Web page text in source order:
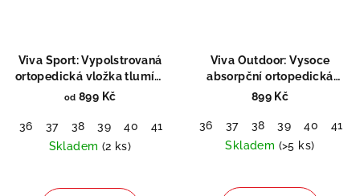
Viva Sport: Vypolstrovaná
ortopedická vložka tlumící
nárazy
od 899 Kč
36 37 38 39 40 41 43 44 45 46 48
51
Skladem (2 ks)
hodnocení
Viva Outdoor: Vysoce
absorpční ortopedická
vložka
899 Kč
36 37 38 39 40 41
Skladem (>5 ks)
hodnocení